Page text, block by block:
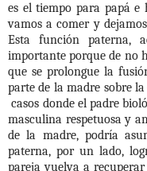
es el tiempo para papá e
vamos a comer y
Esta función paterna,
importante porque de no
que se prolongue la
parte de la madre sobre
casos donde el padre
masculina respetuosa y
de la madre, podría
paterna, por un lado,
pareja vuelva a